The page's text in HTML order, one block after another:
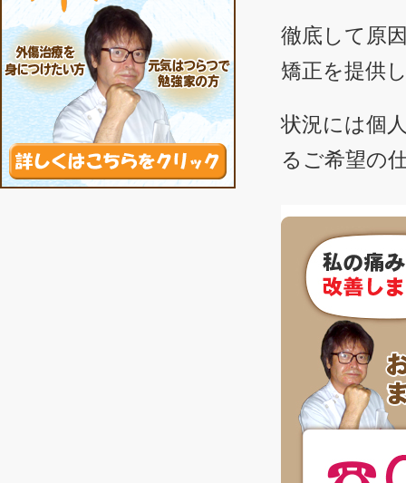
徹底して原
矯正を提供
状況には個
るご希望の